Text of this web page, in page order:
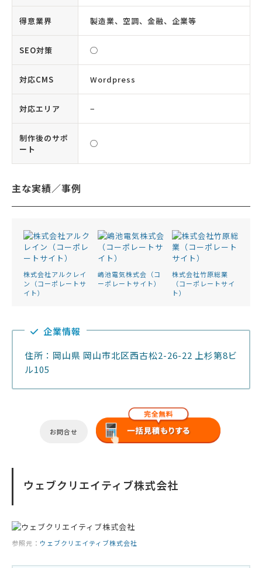
得意業界 製造業、空調、金融、企業等
SEO対策 ◯
対応CMS Wordpress
対応エリア −
制作後のサポ
ート
◯
主な実績／事例
株式会社アルクレイ
ン（コーポレートサ
イト）
嶋池電気株式会（コ
ーポレートサイト）
株式会社竹原総業
（コーポレートサイ
ト）
企業情報
住所：岡山県 岡山市北区西古松2-26-22 上杉第8ビ
ル105
お問合せ
ウェブクリエイティブ株式会社
参照元： ウェブクリエイティブ株式会社